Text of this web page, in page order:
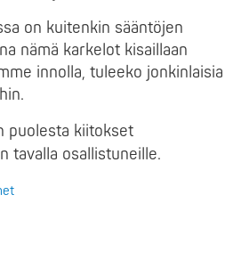
on kuitenkin sääntöjen
nämä karkelot kisaillaan
innolla, tuleeko jonkinlaisia
puolesta kiitokset
tavalla osallistuneille.